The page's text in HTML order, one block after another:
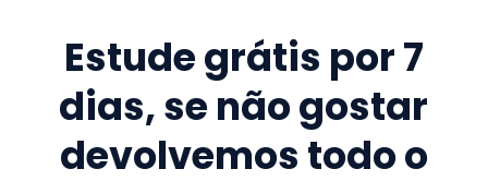
Estude grátis por 7
dias, se não gostar
devolvemos todo o